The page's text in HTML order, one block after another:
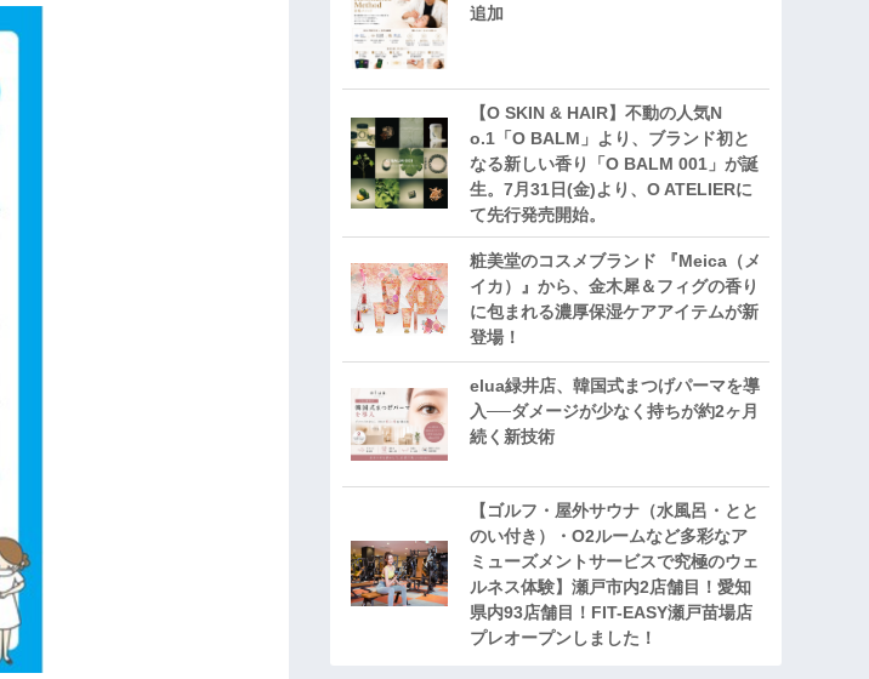
追加
【O SKIN & HAIR】不動の人気N
o.1「O BALM」より、ブランド初と
なる新しい香り「O BALM 001」が誕
生。7月31日(金)より、O ATELIERに
て先行発売開始。
粧美堂のコスメブランド 『Meica（メ
イカ）』から、金木犀＆フィグの香り
に包まれる濃厚保湿ケアアイテムが新
登場！
elua緑井店、韓国式まつげパーマを導
入──ダメージが少なく持ちが約2ヶ月
続く新技術
【ゴルフ・屋外サウナ（水風呂・とと
のい付き）・O2ルームなど多彩なア
ミューズメントサービスで究極のウェ
ルネス体験】瀬戸市内2店舗目！愛知
県内93店舗目！FIT-EASY瀬戸苗場店
プレオープンしました！